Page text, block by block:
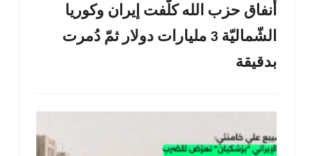
أنفاق حزب الله كلّفت إيران وكوريا
الشّماليّة 3 مليارات دولار ثمّ دُمرت
بدقيقة